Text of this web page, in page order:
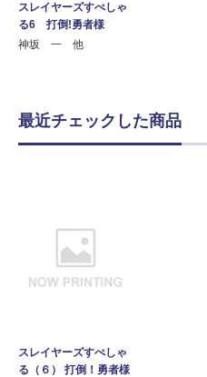
スレイヤーズすぺしゃ
る6 打倒!勇者様
神坂 一 他
最近チェックした商品
スレイヤーズすぺしゃ
る（６） 打倒！勇者様